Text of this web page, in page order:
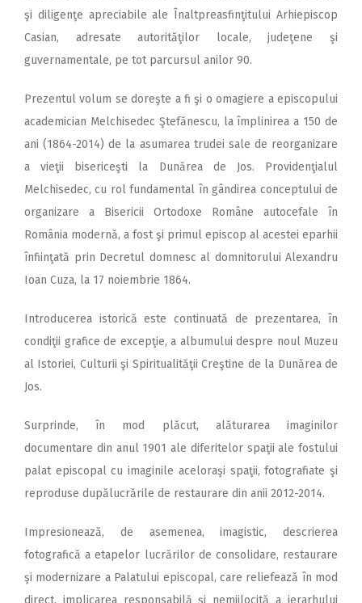
şi diligenţe apreciabile ale Înaltpreasfinţitului Arhiepiscop
Casian, adresate autorităţilor locale, judeţene şi
guvernamentale, pe tot parcursul anilor 90.
Prezentul volum se doreşte a fi şi o omagiere a episcopului
academician Melchisedec Ştefănescu, la împlinirea a 150 de
ani (1864-2014) de la asumarea trudei sale de reorganizare
a vieţii bisericeşti la Dunărea de Jos. Providenţialul
Melchisedec, cu rol fundamental în gândirea conceptului de
organizare a Bisericii Ortodoxe Române autocefale în
România modernă, a fost şi primul episcop al acestei eparhii
înfiinţată prin Decretul domnesc al domnitorului Alexandru
Ioan Cuza, la 17 noiembrie 1864.
Introducerea istorică este continuată de prezentarea, în
condiţii grafice de excepţie, a albumului despre noul Muzeu
al Istoriei, Culturii şi Spiritualităţii Creştine de la Dunărea de
Jos.
Surprinde, în mod plăcut, alăturarea imaginilor
documentare din anul 1901 ale diferitelor spaţii ale fostului
palat episcopal cu imaginile aceloraşi spaţii, fotografiate şi
reproduse dupălucrările de restaurare din anii 2012-2014.
Impresionează, de asemenea, imagistic, descrierea
fotografică a etapelor lucrărilor de consolidare, restaurare
şi modernizare a Palatului episcopal, care reliefează în mod
direct, implicarea responsabilă şi nemijlocită a ierarhului